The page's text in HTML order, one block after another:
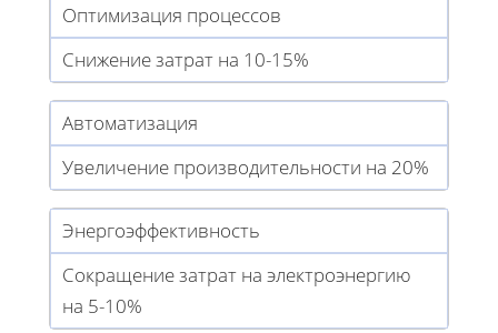
Оптимизация процессов
Снижение затрат на 10-15%
Автоматизация
Увеличение производительности на 20%
Энергоэффективность
Сокращение затрат на электроэнергию
на 5-10%